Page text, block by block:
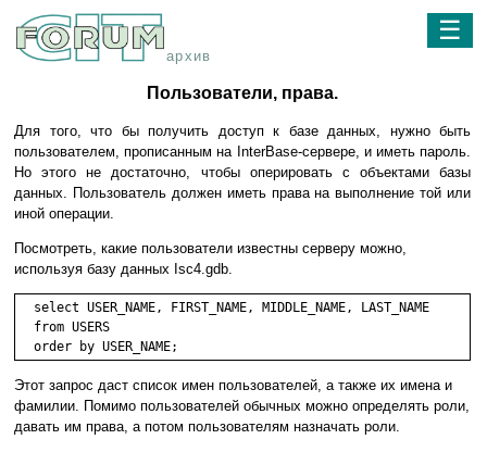
архив
☰
Пользователи, права.
Для того, что бы получить доступ к базе данных, нужно быть
пользователем, прописанным на InterBase-сервере, и иметь пароль.
Но этого не достаточно, чтобы оперировать с объектами базы
данных. Пользователь должен иметь права на выполнение той или
иной операции.
Посмотреть, какие пользователи известны серверу можно,
используя базу данных Isc4.gdb.
  select USER_NAME, FIRST_NAME, MIDDLE_NAME, LAST_NAME
  from USERS
Этот запрос даст список имен пользователей, а также их имена и
фамилии. Помимо пользователей обычных можно определять роли,
давать им права, а потом пользователям назначать роли.